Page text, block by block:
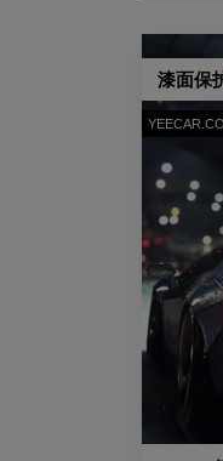
漆面保